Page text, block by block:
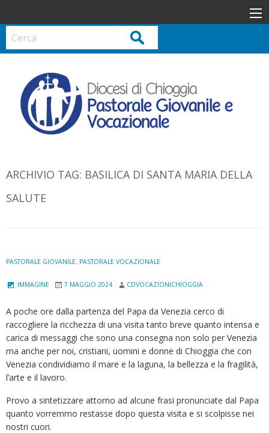
k
p
Cerca
ARCHIVIO TAG: BASILICA DI SANTA MARIA DELLA
SALUTE
PASTORALE GIOVANILE, PASTORALE VOCAZIONALE
IMMAGINE 7 MAGGIO 2024 CDVOCAZIONICHIOGGIA
A poche ore dalla partenza del Papa da Venezia cerco di
raccogliere la ricchezza di una visita tanto breve quanto intensa e
carica di messaggi che sono una consegna non solo per Venezia
ma anche per noi, cristiani, uomini e donne di Chioggia che con
Venezia condividiamo il mare e la laguna, la bellezza e la fragilità,
l’arte e il lavoro.
Provo a sintetizzare attorno ad alcune frasi pronunciate dal Papa
quanto vorremmo restasse dopo questa visita e si scolpisse nei
nostri cuori.